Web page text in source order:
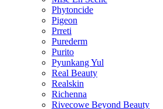
Phytoncide
Pigeon
Prreti
Purederm
Purito
Pyunkang Yul
Real Beauty
Realskin
Richenna
Rivecowe Beyond Beauty